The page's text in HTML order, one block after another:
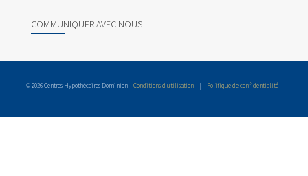
COMMUNIQUER AVEC NOUS
© 2026 Centres Hypothécaires Dominion Conditions d’utilisation | Politique de confidentialité